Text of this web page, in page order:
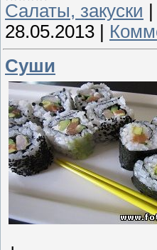
Cалаты, закуски
28.05.2013
Суши